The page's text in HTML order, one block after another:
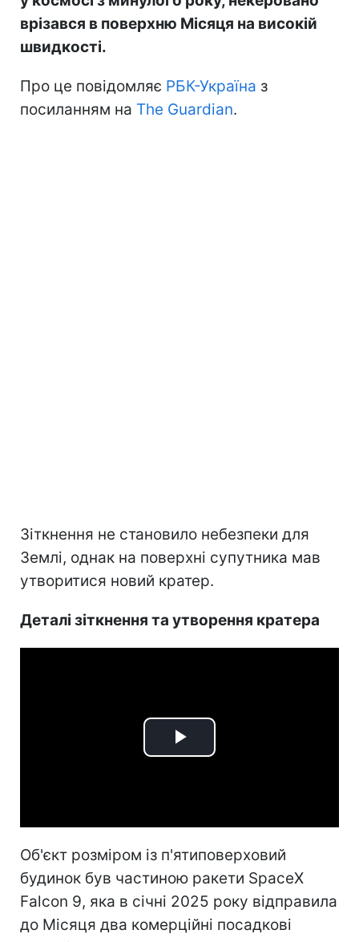
врізався в поверхню Місяця на високій
швидкості.
Про це повідомляє РБК-Україна з
посиланням на The Guardian.
Зіткнення не становило небезпеки для
Землі, однак на поверхні супутника мав
утворитися новий кратер.
Деталі зіткнення та утворення кратера
Play
Об'єкт розміром із п'ятиповерховий
будинок був частиною ракети SpaceX
Falcon 9, яка в січні 2025 року відправила
до Місяця два комерційні посадкові